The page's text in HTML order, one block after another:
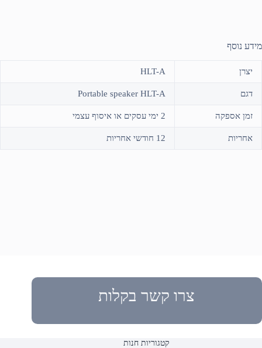
מידע נוסף
יצרן HLT-A
דגם Portable speaker HLT-A
זמן אספקה 2 ימי עסקים או איסוף עצמי
אחריות 12 חודשי אחריות
צרו קשר בקלות
קטגוריות חנות